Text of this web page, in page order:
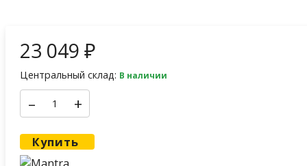
23 049 ₽
Центральный склад: В наличии
– +
Купить